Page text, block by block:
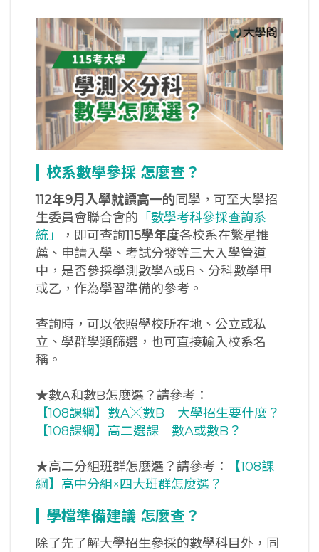
校系數學參採 怎麼查？
112年9月入學就讀高一的同學，可至大學招
生委員會聯合會的 「數學考科參採查詢系
統」
，即可查詢115學年度各校系在繁星推
薦、申請入學、考試分發等三大入學管道
中，是否參採學測數學A或B、分科數學甲
或乙，作為學習準備的參考。
查詢時，可以依照學校所在地、公立或私
立、學群學類篩選，也可直接輸入校系名
稱。
★數A和數B怎麼選？請參考：
【108課綱】數A╳數B 大學招生要什麼？
【108課綱】高二選課 數A或數B？
★高二分組班群怎麼選？請參考：
【108課
綱】高中分組×四大班群怎麼選？
學檔準備建議 怎麼查？
除了先了解大學招生參採的數學科目外，同